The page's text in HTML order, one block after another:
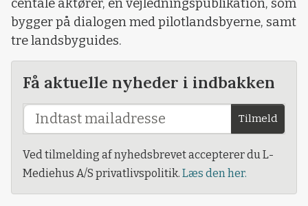
centale aktører, en vejledningspublikation, som
bygger på dialogen med pilotlandsbyerne, samt
tre landsbyguides.
Få aktuelle nyheder i indbakken
Tilmeld
Ved tilmelding af nyhedsbrevet accepterer du L-
Mediehus A/S privatlivspolitik. Læs den her.